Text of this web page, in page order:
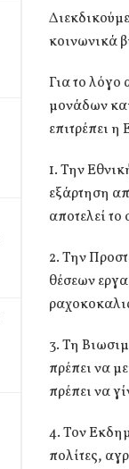
κοινωνικά
Για το λόγο
μονάδων
επιτρέπει
1. Την
εξάρτηση
αποτελεί
2. Την
θέσεων
3. Τη
πρέπει να
πρέπει να
4. Τον
πολίτες,